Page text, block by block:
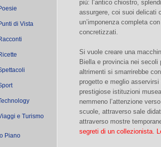
di Vista
e Turismo
Piano
più: l’antico chiostro,
assurgere, coi suoi delicati
un’imponenza completa
concretizzati.
Si vuole creare una
Biella e provincia nei
altrimenti si smarrirebbe
progetto e meglio
prestigiose istituzioni
nemmeno l’attenzione
scuole, attraverso sale
attraverso mostre
segreti di un collezionista.